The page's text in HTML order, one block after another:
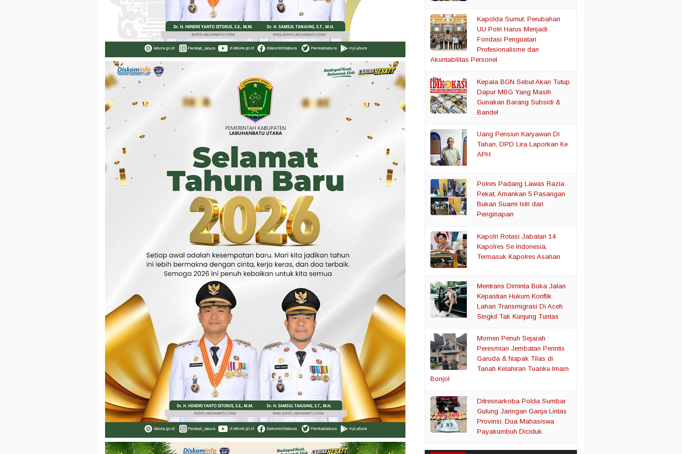
Kapolda Sumut: Perubahan
UU Polri Harus Menjadi
Fondasi Penguatan
Profesionalisme dan
Akuntabilitas Personel
Kepala BGN Sebut Akan Tutup
Dapur MBG Yang Masih
Gunakan Barang Subsidi &
Bandel
Uang Pensiun Karyawan Di
Tahan, DPD Lira Laporkan Ke
APH
Polres Padang Lawas Razia
Pekat, Amankan 5 Pasangan
Bukan Suami Istri dari
Penginapan
Kapolri Rotasi Jabatan 14
Kapolres Se Indonesia,
Termasuk Kapolres Asahan
Mentrans Diminta Buka Jalan
Kepastian Hukum Konflik
Lahan Transmigrasi Di Aceh
Singkil Tak Kunjung Tuntas
Momen Penuh Sejarah :
Peresmian Jembatan Perintis
Garuda & Napak Tilas di
Tanah Kelahiran Tuanku Imam
Bonjol
Ditresnarkoba Polda Sumbar
Gulung Jaringan Ganja Lintas
Provinsi, Dua Mahasiswa
Payakumbuh Diciduk